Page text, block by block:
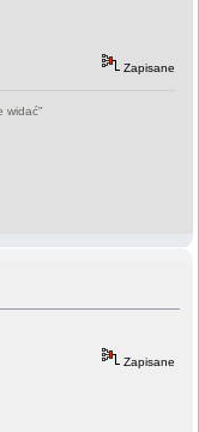
Zapisane
widać"
Zapisane